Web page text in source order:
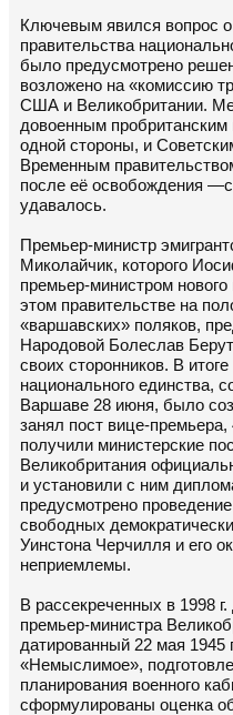
Ключевым явился вопрос о
правительства
было предусмотрено
возложено на «комиссию
США и Великобритании.
довоенным
одной стороны, и
Временным
после её освобождения
удавалось.
Премьер-министр
Миколайчик, которого
премьер-министром
этом правительстве на
«варшавских» поляков,
Народовой Болеслав
своих сторонников. В
национального единства,
Варшаве 28 июня, было
занял пост вице-премьера,
получили министерские
Великобритания
и установили с ним
предусмотрено
свободных
Уинстона Черчилля и его
неприемлемы.
В рассекреченных в 1998
премьер-министра
датированный 22 мая 1945
«Немыслимое»,
планирования военного
сформулированы оценка